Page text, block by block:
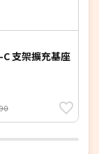
支架擴充基座